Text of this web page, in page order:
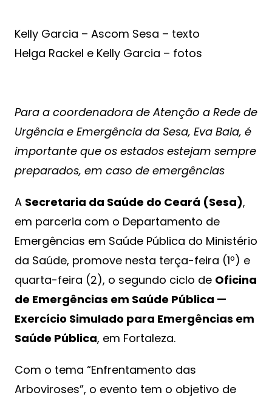
Kelly Garcia – Ascom Sesa – texto
Helga Rackel e Kelly Garcia – fotos
Para a coordenadora de Atenção a Rede de
Urgência e Emergência da Sesa, Eva Baia, é
importante que os estados estejam sempre
preparados, em caso de emergências
A Secretaria da Saúde do Ceará (Sesa),
em parceria com o Departamento de
Emergências em Saúde Pública do Ministério
da Saúde, promove nesta terça-feira (1º) e
quarta-feira (2), o segundo ciclo de Oficina
de Emergências em Saúde Pública —
Exercício Simulado para Emergências em
Saúde Pública, em Fortaleza.
Com o tema “Enfrentamento das
Arboviroses”, o evento tem o objetivo de